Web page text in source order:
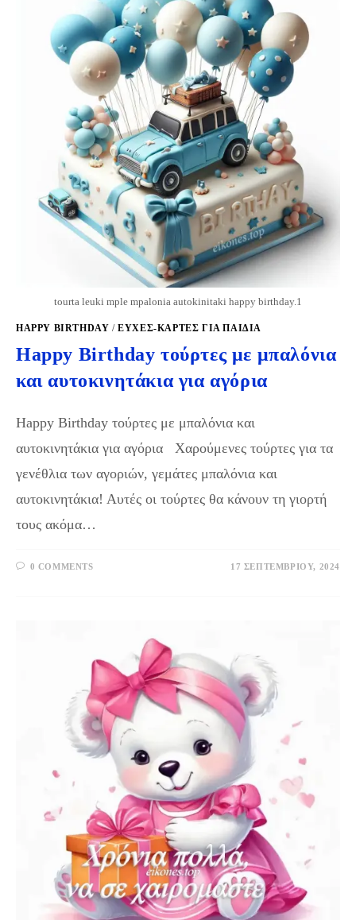
tourta leuki mple mpalonia autokinitaki happy birthday.1
HAPPY BIRTHDAY /ΕΥΧΈΣ-ΚΆΡΤΕΣ ΓΙΑ ΠΑΙΔΙΆ
Happy Birthday τούρτες με μπαλόνια
και αυτοκινητάκια για αγόρια
Happy Birthday τούρτες με μπαλόνια και
αυτοκινητάκια για αγόρια Xαρούμενες τούρτες για τα
γενέθλια των αγοριών, γεμάτες μπαλόνια και
αυτοκινητάκια! Αυτές οι τούρτες θα κάνουν τη γιορτή
τους ακόμα…
0 COMMENTS 17 ΣΕΠΤΕΜΒΡΊΟΥ, 2024